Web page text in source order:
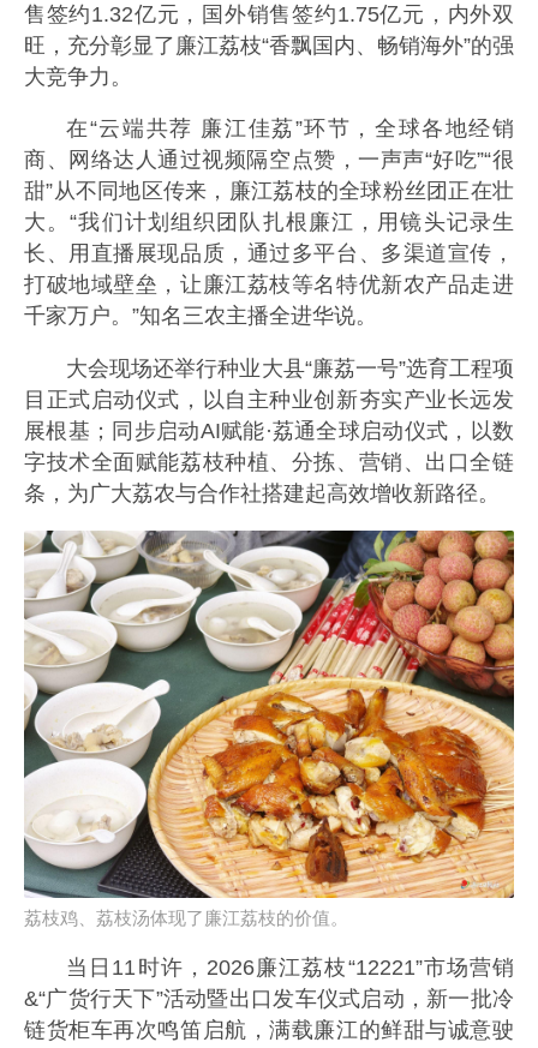
售签约1.32亿元，国外销售签约1.75亿元，内外双
旺，充分彰显了廉江荔枝“香飘国内、畅销海外”的强
大竞争力。
在“云端共荐 廉江佳荔”环节，全球各地经销
商、网络达人通过视频隔空点赞，一声声“好吃”“很
甜”从不同地区传来，廉江荔枝的全球粉丝团正在壮
大。“我们计划组织团队扎根廉江，用镜头记录生
长、用直播展现品质，通过多平台、多渠道宣传，
打破地域壁垒，让廉江荔枝等名特优新农产品走进
千家万户。”知名三农主播全进华说。
大会现场还举行种业大县“廉荔一号”选育工程项
目正式启动仪式，以自主种业创新夯实产业长远发
展根基；同步启动AI赋能·荔通全球启动仪式，以数
字技术全面赋能荔枝种植、分拣、营销、出口全链
条，为广大荔农与合作社搭建起高效增收新路径。
荔枝鸡、荔枝汤体现了廉江荔枝的价值。
当日11时许，2026廉江荔枝“12221”市场营销
&“广货行天下”活动暨出口发车仪式启动，新一批冷
链货柜车再次鸣笛启航，满载廉江的鲜甜与诚意驶